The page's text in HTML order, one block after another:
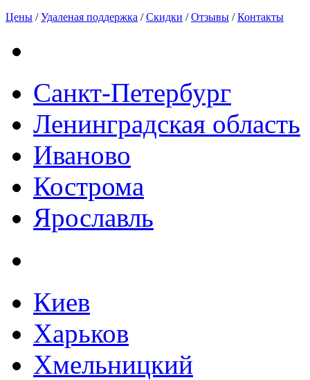
Цены /Удаленая поддержка /Скидки /Отзывы /Контакты
Санкт-Петербург
Ленинградская область
Иваново
Кострома
Ярославль
Киев
Харьков
Хмельницкий